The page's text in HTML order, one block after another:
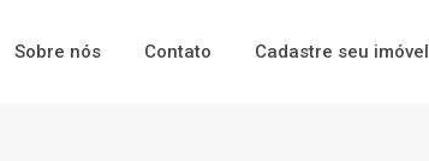
Sobre nós Contato Cadastre seu imóvel